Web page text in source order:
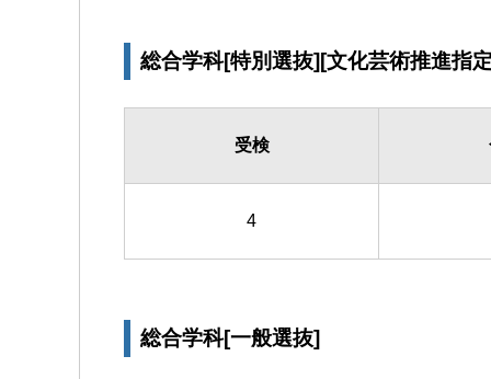
総合学科[特別選抜][文化芸術推進指
受検
4
総合学科[一般選抜]